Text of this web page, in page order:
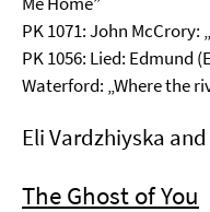
PK 1071: John McCrory:
PK 1056: Lied: Edmund
Waterford: „Where the
Eli Vardzhiyska
The Ghost of You